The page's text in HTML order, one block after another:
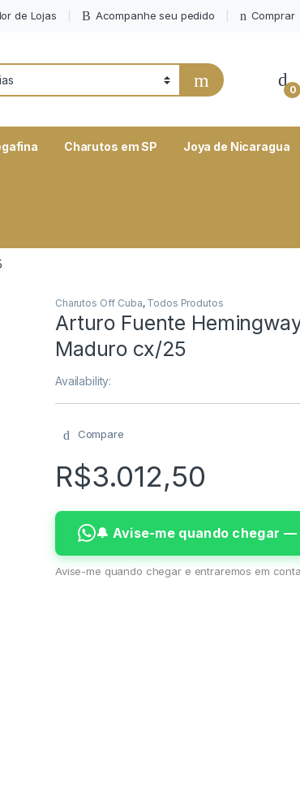
de Lojas Acompanhe seu pedido Comprar
0
Charutos em SP Joya de Nicaragua
Charutos Off Cuba, Todos Produtos
Arturo Fuente
Maduro cx/25
Availability:
Compare
R$3.012,50
🔔 Avise-me quando chegar
Avise-me quando chegar e entraremos em